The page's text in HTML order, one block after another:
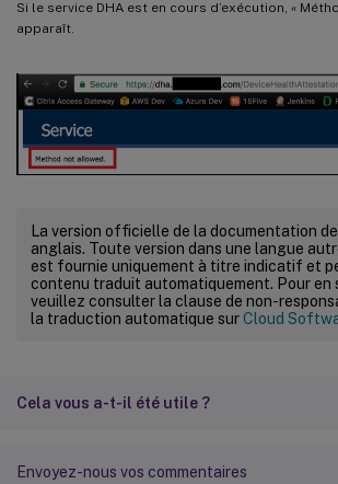
Si le service DHA est en cours d’exécution, «
apparaît.
La version officielle de la documentation
anglais. Toute version dans une langue
est fournie uniquement à titre indicatif et
contenu traduit automatiquement. Pour en
veuillez consulter la clause de non-
la traduction automatique surCloud
Cela vous a-t-il été utile ?
Envoyez-nous vos commentaires